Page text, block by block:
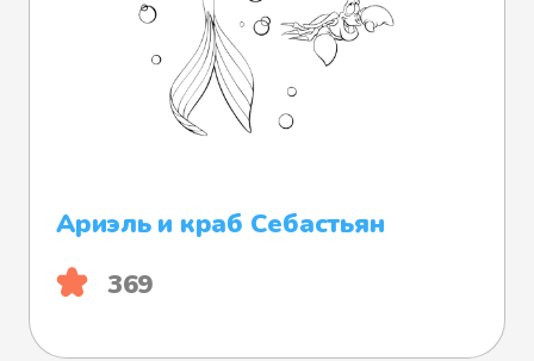
Ариэль и краб Себастьян
369